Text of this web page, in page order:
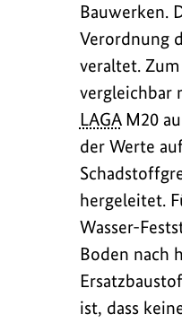
Bauwerken.
Verordnung
veraltet.
vergleichbar
LAGAM20
der Werte
hergeleitet.
Wasser-
Boden nach
ist, dass